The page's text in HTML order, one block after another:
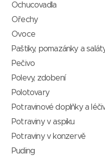
Ochucovadla
Ořechy
Ovoce
Paštiky, pomazánky a
Pečivo
Polevy, zdobení
Polotovary
Potravinové doplňky a
Potraviny v aspiku
Potraviny v konzervě
Puding